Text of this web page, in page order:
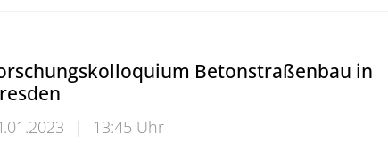
Betonstraßenbau in
|
13:45 Uhr